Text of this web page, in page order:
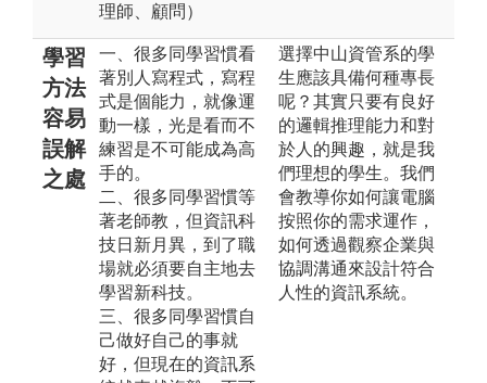
理師、顧問）
學習
方法
容易
誤解
之處
一、很多同學習慣看
著別人寫程式，寫程
式是個能力，就像運
動一樣，光是看而不
練習是不可能成為高
手的。
二、很多同學習慣等
著老師教，但資訊科
技日新月異，到了職
場就必須要自主地去
學習新科技。
三、很多同學習慣自
己做好自己的事就
好，但現在的資訊系
選擇中山資管系的學
生應該具備何種專長
呢？其實只要有良好
的邏輯推理能力和對
於人的興趣，就是我
們理想的學生。我們
會教導你如何讓電腦
按照你的需求運作，
如何透過觀察企業與
協調溝通來設計符合
人性的資訊系統。